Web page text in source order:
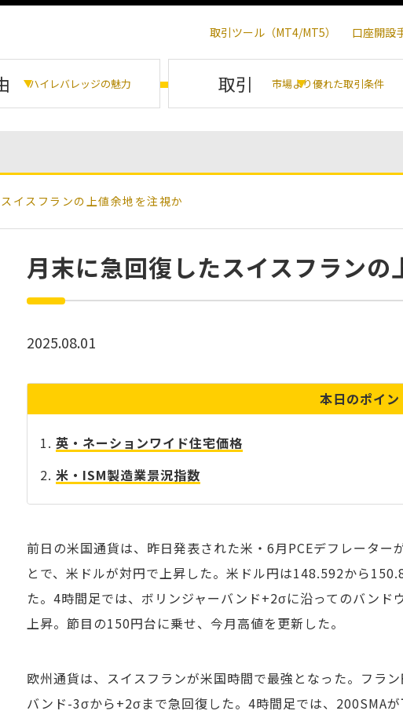
取引ツール（MT4/MT5） 口座開設
ハイレバレッジの魅力 取引 市場より優れた取引条件
イスフランの上値余地を注視か
月末に急回復したスイスフランの
2025.08.01
本日のポイン
英・ネーションワイド住宅価格
米・ISM製造業景況指数
前日の米国通貨は、昨日発表された米・6月PCEデフレータ
とで、米ドルが対円で上昇した。米ドル円は148.592から
た。4時間足では、ボリンジャーバンド+2σに沿ってのバン
上昇。節目の150円台に乗せ、今月高値を更新した。
欧州通貨は、スイスフランが米国時間で最強となった。フラ
バンド-3σから+2σまで急回復した。4時間足では、200SMAが